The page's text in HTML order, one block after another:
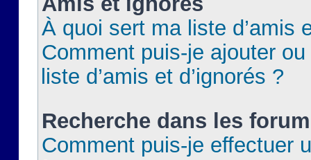
À quoi sert ma liste d’amis
Comment puis-je ajouter
liste d’amis et d’ignorés ?
Recherche dans les
Comment puis-je effectuer